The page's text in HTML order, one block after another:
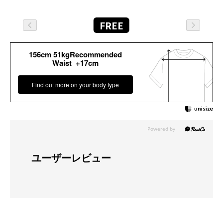
FREE
156cm 51kgRecommended
Waist +17cm
Find out more on your body type
ユーザーレビュー